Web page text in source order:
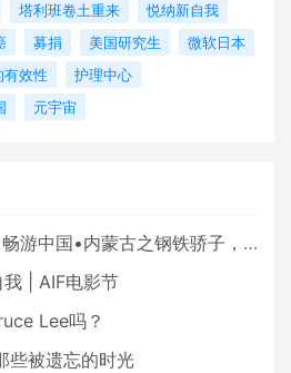
塔利班卷土重来
悦纳新自我
募捐 美国研究生
微软日本
有效性
护理中心
元宇宙
畅游中国•内蒙古之钢铁骄子，魅力包头
| AIF电影节
Lee吗？
些被遗忘的时光